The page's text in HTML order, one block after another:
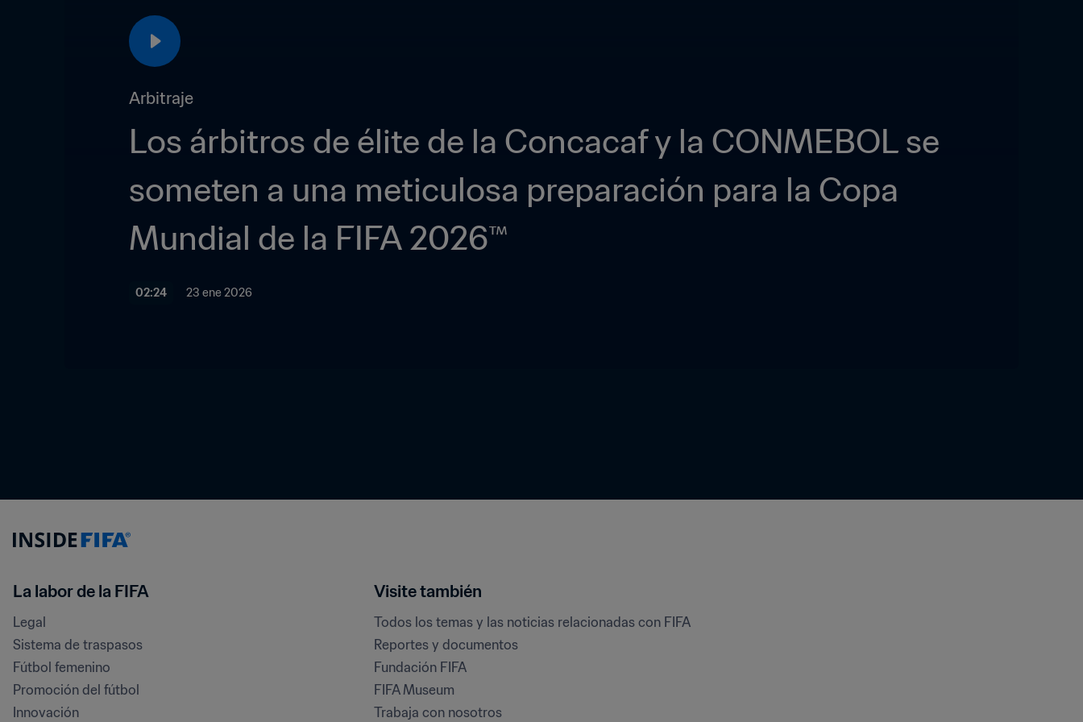
Arbitraje
Los árbitros de élite de la Concacaf y la CONMEBOL se
someten a una meticulosa preparación para la Copa
Mundial de la FIFA 2026™
02:24 23 ene 2026
La labor de la FIFA
Legal
Sistema de traspasos
Fútbol femenino
Promoción del fútbol
Innovación
Visite también
Todos los temas y las noticias relacionadas con FIFA
Reportes y documentos
Fundación FIFA
FIFA Museum
Trabaja con nosotros